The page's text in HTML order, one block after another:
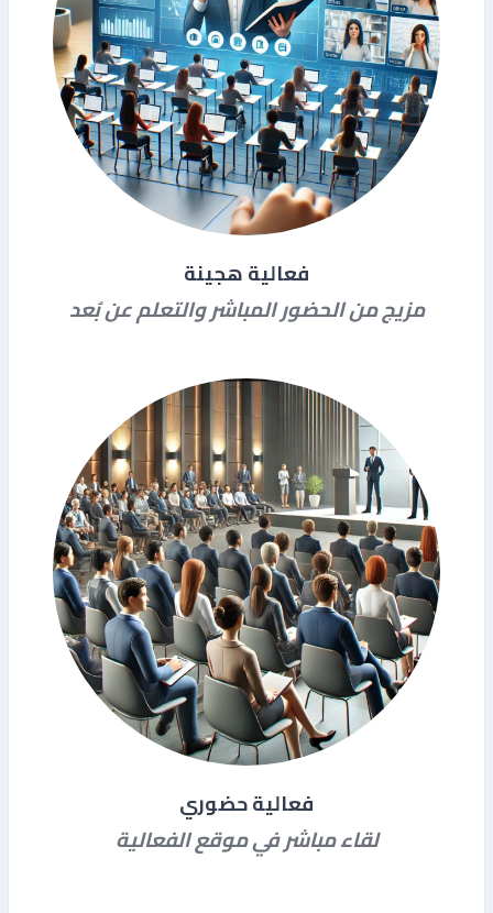
فعالية هجينة
مزيج من الحضور المباشر والتعلم عن بُعد
فعالية حضوري
لقاء مباشر في موقع الفعالية